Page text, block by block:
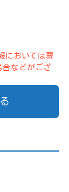
においては募
などがござ